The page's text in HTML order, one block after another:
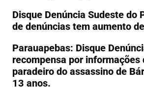
Disque Denúncia Sudeste do
de denúncias tem aumento
Parauapebas: Disque
recompensa por informações
paradeiro do assassino de
13 anos.